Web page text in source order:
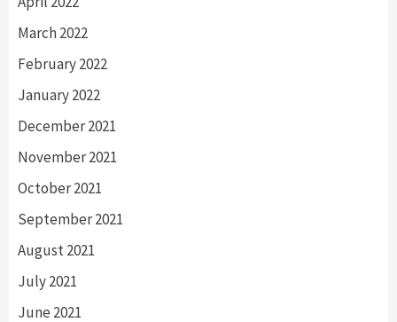
March 2022
February 2022
January 2022
December 2021
November 2021
October 2021
September 2021
August 2021
July 2021
June 2021